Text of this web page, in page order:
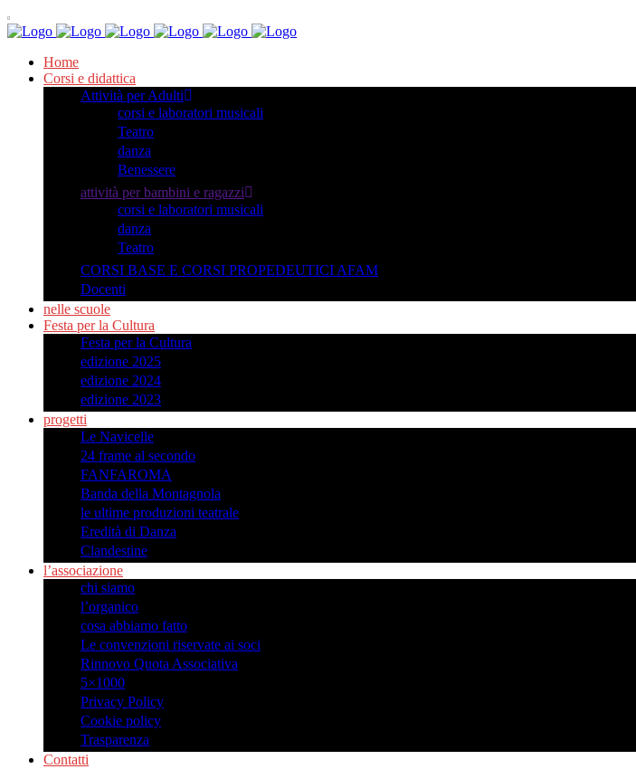
Home
Corsi e didattica
Attività per Adulti
corsi e laboratori musicali
Teatro
danza
Benessere
attività per bambini e ragazzi
corsi e laboratori musicali
danza
Teatro
CORSI BASE E CORSI PROPEDEUTICI AFAM
Docenti
nelle scuole
Festa per la Cultura
Festa per la Cultura
edizione 2025
edizione 2024
edizione 2023
progetti
Le Navicelle
24 frame al secondo
FANFAROMA
Banda della Montagnola
le ultime produzioni teatrale
Eredità di Danza
Clandestine
l’associazione
chi siamo
l’organico
cosa abbiamo fatto
Le convenzioni riservate ai soci
Rinnovo Quota Associativa
5×1000
Privacy Policy
Cookie policy
Trasparenza
Contatti